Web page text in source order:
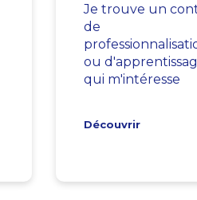
Je trouve un
de
ou
qui m'intéresse
Découvrir